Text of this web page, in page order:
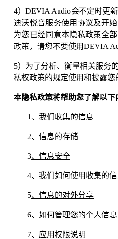
4）DEVIA Audio会不定时更
迪沃悦音服务使用协议及开
为您已经同意本隐私政策全
政策，请您不要使用DEVIA
5）为了分析、衡量相关服务
私权政策的规定使用和披露您
本隐私政策将帮助您了解以下
1 、我们收集的信息
2、信息的存储
3、信息安全
4、我们如何使用收集的信
5、信息的对外分享
6、如何管理您的个人信息
7、应用权限说明